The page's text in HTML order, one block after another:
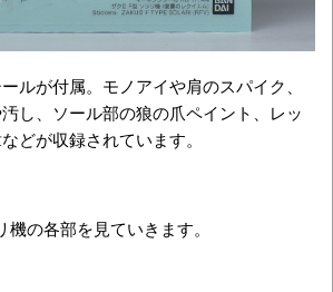
ルが付属。モノアイや肩のスパイク、
し、ソール部の狼の爪ペイント、レッ
どが収録されています。
の各部を見ていきます。